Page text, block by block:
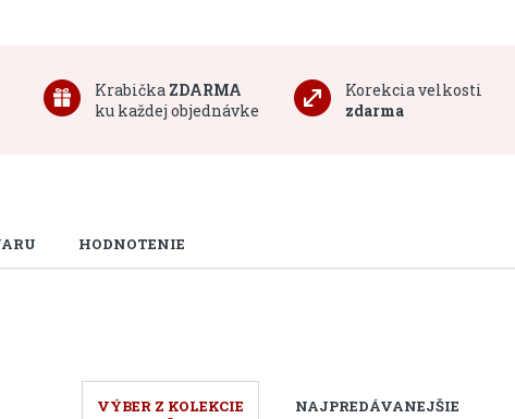
Krabička ZDARMA
ku každej objednávke
Korekcia velkosti
zdarma
HODNOTENIE
VÝBER Z KOLEKCIE NAJPREDÁVANEJŠIE